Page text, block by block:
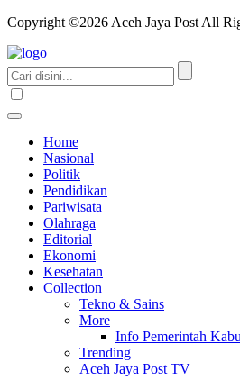
Copyright ©2026 Aceh Jaya Post All
Home
Nasional
Politik
Pendidikan
Pariwisata
Olahraga
Editorial
Ekonomi
Kesehatan
Collection
Tekno & Sains
More
Info Pemerintah
Trending
Aceh Jaya Post TV